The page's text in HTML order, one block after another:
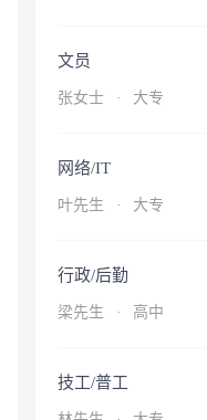
文员
张女士 · 大专
网络/IT
叶先生 · 大专
行政/后勤
梁先生 · 高中
技工/普工